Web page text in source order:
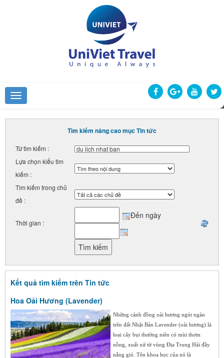
Tìm kiếm nâng cao mục Tin tức
Từ tìm kiếm :
Lựa chọn kiểu tìm
kiếm :
Tìm kiếm trong chủ
đề :
Thời gian :
Đến ngày
Kết quả tìm kiếm trên Tin tức
Hoa Oải Hương (Lavender)
Những cánh đồng oải hương ngút ngàn
trên đất Nhật Bản Lavender (oải hương) là
loại cây bụi thường niên có mùi thơm
nồng, xuất xứ từ vùng Địa Trung Hải đầy
nắng gió. Tên khoa học của nó là